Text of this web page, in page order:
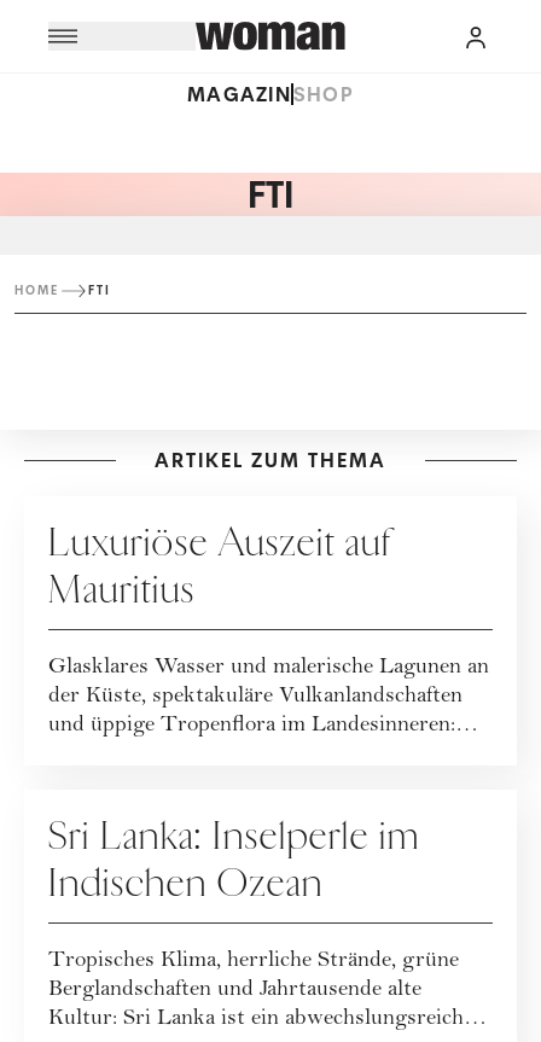
MAGAZINSHOP
FTI
HOME FTI
ARTIKEL ZUM THEMA
Luxuriöse Auszeit auf
Mauritius
Glasklares Wasser und malerische Lagunen an
der Küste, spektakuläre Vulkanlandschaften
und üppige Tropenflora im Landesinneren:
Sri Lanka: Inselperle im
Indischen Ozean
Tropisches Klima, herrliche Strände, grüne
Berglandschaften und Jahrtausende alte
Kultur: Sri Lanka ist ein abwechslungsreiches